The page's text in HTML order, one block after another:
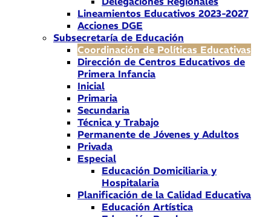
Lineamientos Educativos 2023-2027
Acciones DGE
Subsecretaría de Educación
Coordinación de Políticas Educativas
Dirección de Centros Educativos de
Primera Infancia
Inicial
Primaria
Secundaria
Técnica y Trabajo
Permanente de Jóvenes y Adultos
Privada
Especial
Educación Domiciliaria y
Hospitalaria
Planificación de la Calidad Educativa
Educación Artística